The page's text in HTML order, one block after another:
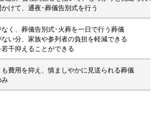
けて、通夜･葬儀告別式を行う
く、葬儀告別式･火葬を一日で行う葬儀
い分、家族や参列者の負担を軽減できる
干抑えることができる
費用を抑え、慎ましやかに見送られる葬儀
み